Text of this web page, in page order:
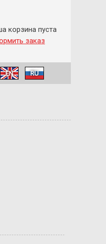
корзина пуста
заказ
EN RU